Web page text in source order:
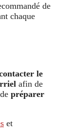
de
chaque
le
afin de
préparer
et